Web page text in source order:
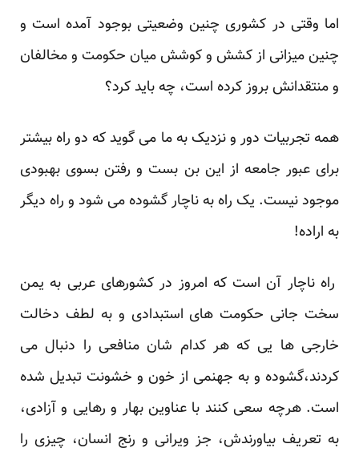
اما وقتی در کشوری چنین وضعیتی بوجود آمده است و
چنین میزانی از کشش و کوشش میان حکومت و مخالفان
و منتقدانش بروز کرده است، چه باید کرد؟
همه تجربیات دور و نزدیک به ما می گوید که دو راه بیشتر
برای عبور جامعه از این بن بست و رفتن بسوی بهبودی
موجود نیست. یک راه به ناچار گشوده می شود و راه دیگر
به اراده!
راه ناچار آن است که امروز در کشورهای عربی به یمن
سخت جانی حکومت های استبدادی و به لطف دخالت
خارجی ها یی که هر کدام شان منافعی را دنبال می
کردند،گشوده و به جهنمی از خون و خشونت تبدیل شده
است. هرچه سعی کنند با عناوین بهار و رهایی و آزادی،
به تعریف بیاورندش، جز ویرانی و رنج انسان، چیزی را